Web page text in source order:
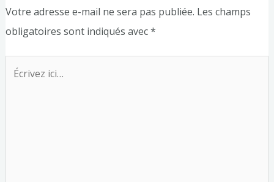
Votre adresse e-mail ne sera pas publiée. Les champs
obligatoires sont indiqués avec*
Écrivez